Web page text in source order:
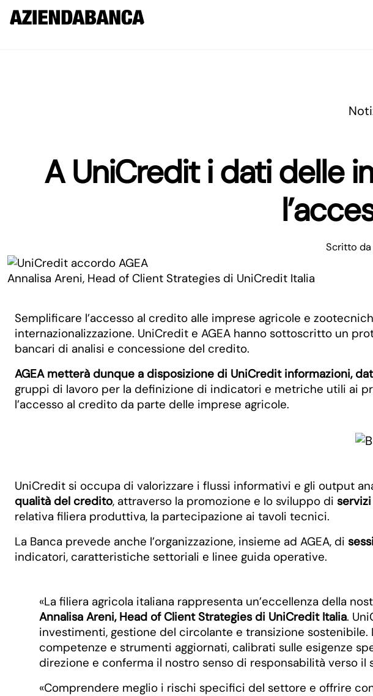
A UniCredit i dati delle
Scritto da
Annalisa Areni, Head of Client Strategies di UniCredit Italia
Semplificare l’accesso al credito alle imprese agricole e
internazionalizzazione. UniCredit e AGEA hanno sottoscritto un
bancari di analisi e concessione del credito.
AGEA metterà dunque a disposizione di UniCredit informazioni,
gruppi di lavoro per la definizione di indicatori e metriche utili ai
l’accesso al credito da parte delle imprese agricole.
UniCredit si occupa di valorizzare i flussi informativi e gli output
qualità del credito, attraverso la promozione e lo sviluppo di
relativa filiera produttiva, la partecipazione ai tavoli tecnici.
La Banca prevede anche l’organizzazione, insieme ad AGEA, di
indicatori, caratteristiche settoriali e linee guida operative.
«La filiera agricola italiana rappresenta un’eccellenza della
Annalisa Areni, Head of Client Strategies di UniCredit Italia.
investimenti, gestione del circolante e transizione
competenze e strumenti aggiornati, calibrati sulle esigenze
direzione e conferma il nostro senso di responsabilità verso il
«Comprendere meglio i rischi specifici del settore e offrire